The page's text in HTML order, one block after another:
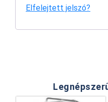
Elfelejtett jelszó?